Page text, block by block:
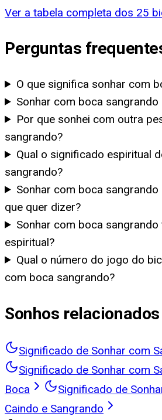
Ver a tabela completa dos 25
Perguntas
O que significa sonhar com
Sonhar com boca sangrando
Por que sonhei com outra
sangrando?
Qual o significado espiritual
sangrando?
Sonhar com boca sangrando
que quer dizer?
Sonhar com boca
espiritual?
Qual o número do jogo do
com boca sangrando?
Sonhos relacionados
Significado de Sonhar com
Significado de Sonhar com
Boca
Significado de
Caindo e Sangrando